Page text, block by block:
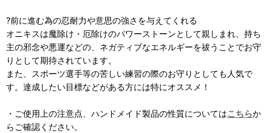
?前に進む為の忍耐力や意思の強さを与えてくれる
オニキスは魔除け・厄除けのパワーストーンとして親しまれ、持ち
主の邪念や悪運などの、ネガティブなエネルギーを祓うことでお守
りとして期待されています。
また、スポーツ選手等の苦しい練習の際のお守りとしても人気で
す。達成したい目標などがある方には特にオススメ！
・ご使用上の注意点、ハンドメイド製品の性質についてはこちらか
らご確認ください。